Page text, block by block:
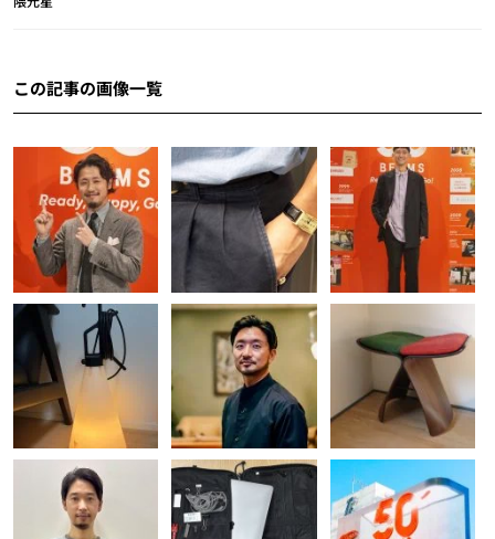
この記事の画像一覧